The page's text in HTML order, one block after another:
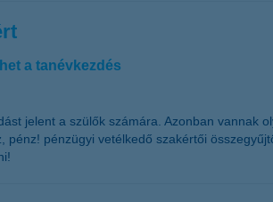
a tanévkezdés
jelent a szülők számára. Azonban vannak
pénz! pénzügyi vetélkedő szakértői